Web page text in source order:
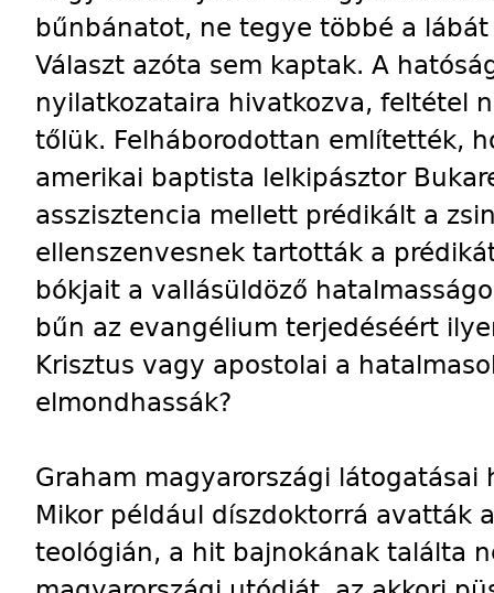
bűnbánatot, ne tegye többé a
Választ azóta sem kaptak. A
nyilatkozataira hivatkozva, feltétel
tőlük. Felháborodottan említették,
amerikai baptista lelkipásztor
asszisztencia mellett prédikált a
ellenszenvesnek tartották a
bókjait a vallásüldöző
bűn az evangélium terjedéséért
Krisztus vagy apostolai a
elmondhassák?
Graham magyarországi
Mikor például díszdoktorrá avatták
teológián, a hit bajnokának találta